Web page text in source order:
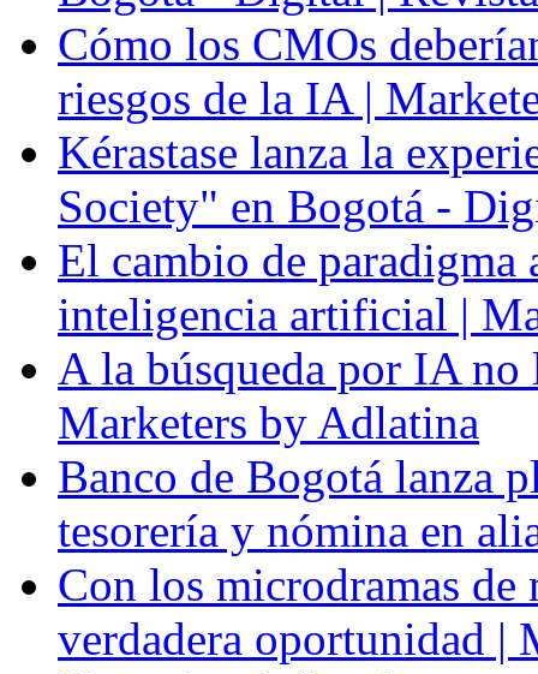
Cómo los CMOs
riesgos de la IA |
Kérastase lanza la
Society" en Bogotá -
El cambio de paradigma
inteligencia artificial |
A la búsqueda por IA
Marketers by Adlatina
Banco de Bogotá lanza
tesorería y nómina en
Con los microdramas de
verdadera oportunidad |